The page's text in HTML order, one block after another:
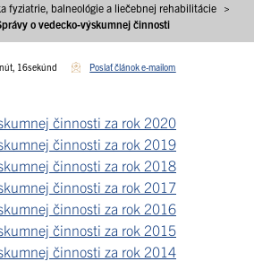
fyziatrie, balneológie a liečebnej rehabilitácie
>
o vedecko-výskumnej činnosti
16sekúnd Poslať článok e-mailom
činnosti za rok 2020
činnosti za rok 2019
činnosti za rok 2018
činnosti za rok 2017
činnosti za rok 2016
činnosti za rok 2015
činnosti za rok 2014